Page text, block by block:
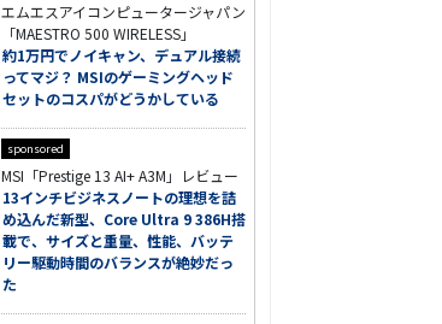
エムエスアイコンピュータージャパン
「MAESTRO 500 WIRELESS」
約1万円でノイキャン、デュアル接続
ってマジ？ MSIのゲーミングヘッド
セットのコスパがどうかしている
sponsored
MSI「Prestige 13 AI+ A3M」レビュー
13インチビジネスノートの理想を詰
め込んだ新型、Core Ultra 9 386H搭
載で、サイズと重量、性能、バッテ
リー駆動時間のバランスが絶妙だっ
た